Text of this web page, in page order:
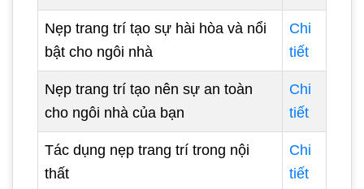
Nẹp trang trí tạo sự hài hòa và nổi
bật cho ngôi nhà
Chi
tiết
Nẹp trang trí tạo nên sự an toàn
cho ngôi nhà của bạn
Chi
tiết
Tác dụng nẹp trang trí trong nội
thất
Chi
tiết